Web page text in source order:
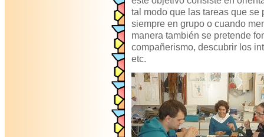
tal modo que las tareas que
siempre en grupo o cuando
manera también se pretende
compañerismo, descubrir los
etc.